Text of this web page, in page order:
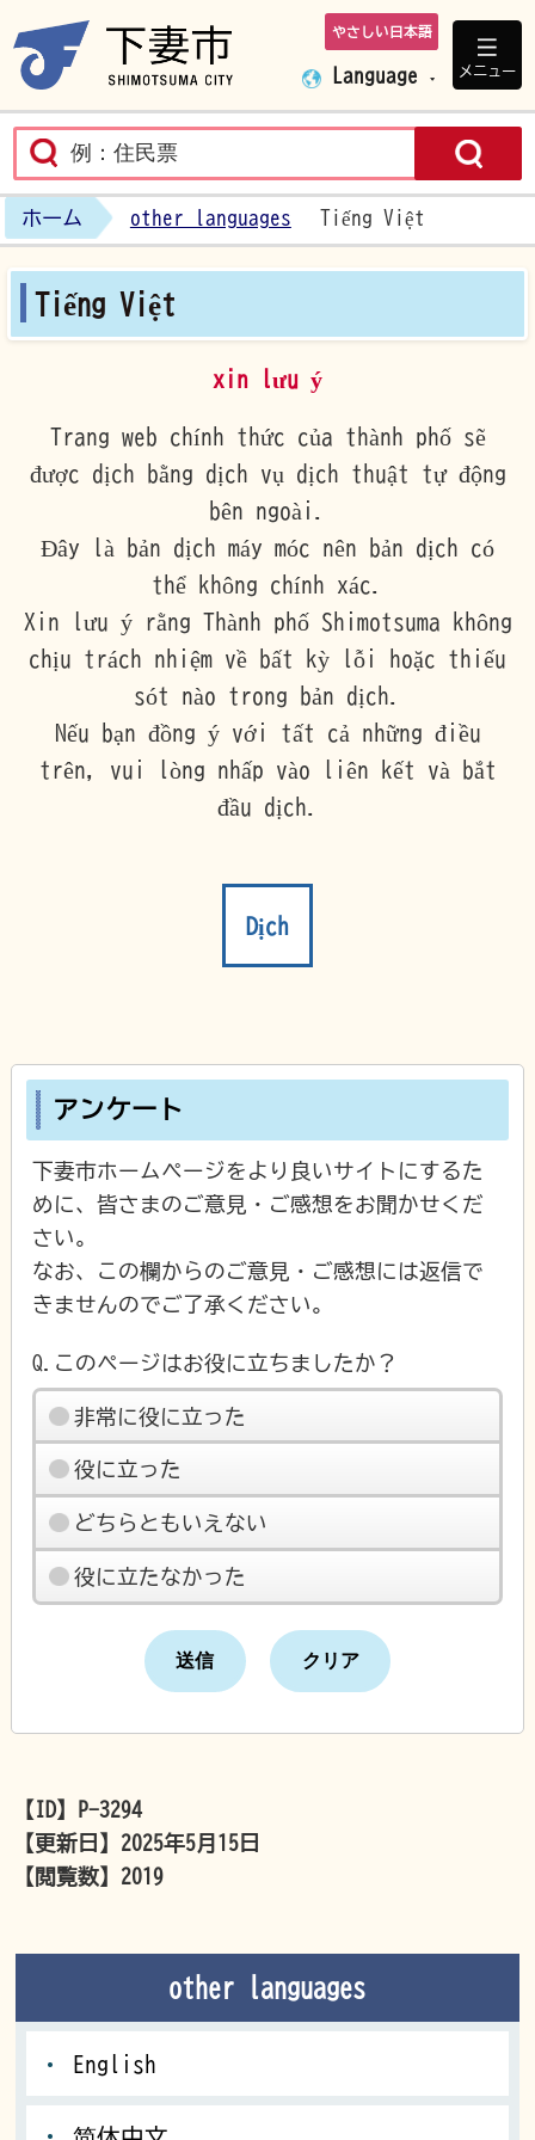
下妻市ホームペ
やさしい日本語
Language メニュー
ホーム other languages Tiếng Việt
Tiếng Việt
xin lưu ý
Trang web chính thức của thành phố sẽ
được dịch bằng dịch vụ dịch thuật tự động
bên ngoài.
Đây là bản dịch máy móc nên bản dịch có
thể không chính xác.
Xin lưu ý rằng Thành phố Shimotsuma không
chịu trách nhiệm về bất kỳ lỗi hoặc thiếu
sót nào trong bản dịch.
Nếu bạn đồng ý với tất cả những điều
trên, vui lòng nhấp vào liên kết và bắt
đầu dịch.
Dịch
アンケート
下妻市ホームページをより良いサイトにするた
めに、皆さまのご意見・ご感想をお聞かせくだ
さい。
なお、この欄からのご意見・ご感想には返信で
きませんのでご了承ください。
Q.このページはお役に立ちましたか？
非常に役に立った
役に立った
どちらともいえない
役に立たなかった
【ID】
P-3294
【更新日】 2025年5月15日
【閲覧数】 2019
other languages
English